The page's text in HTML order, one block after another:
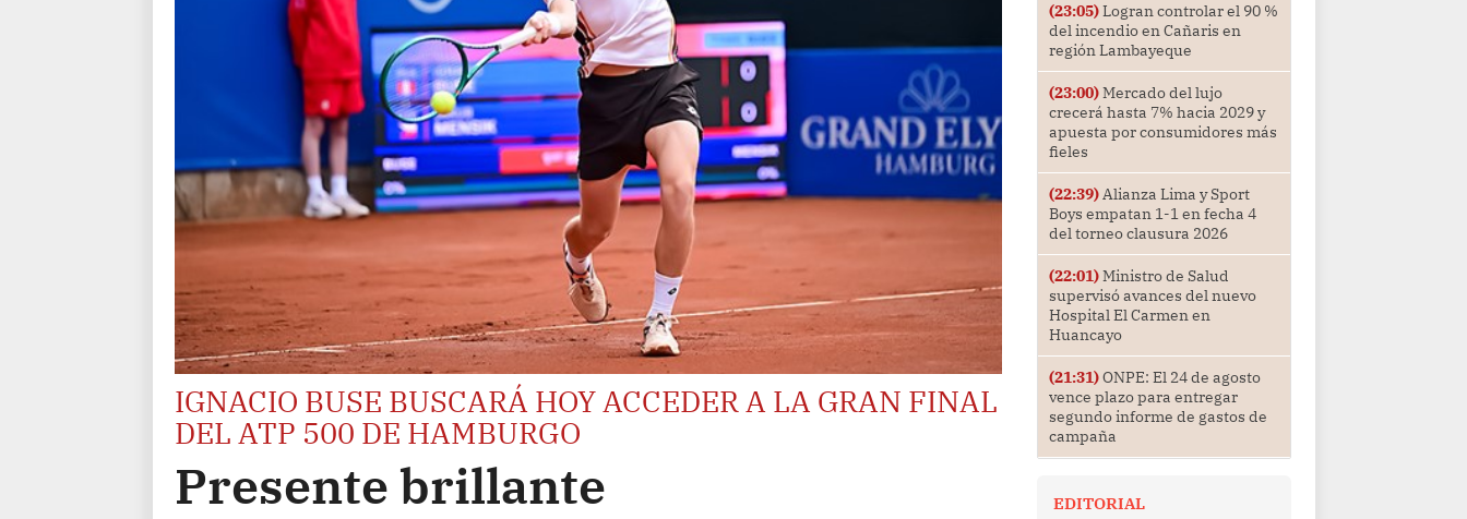
IGNACIO BUSE BUSCARÁ HOY ACCEDER A LA GRAN FINAL
DEL ATP 500 DE HAMBURGO
Presente brillante
(23:05)Logran controlar el 90 %
del incendio en Cañaris en
región Lambayeque
(23:00)Mercado del lujo
crecerá hasta 7% hacia 2029 y
apuesta por consumidores más
fieles
(22:39)Alianza Lima y Sport
Boys empatan 1-1 en fecha 4
del torneo clausura 2026
(22:01)Ministro de Salud
supervisó avances del nuevo
Hospital El Carmen en
Huancayo
(21:31)ONPE: El 24 de agosto
vence plazo para entregar
segundo informe de gastos de
campaña
EDITORIAL